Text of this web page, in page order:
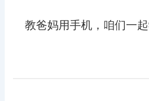
教爸妈用手机，咱们一